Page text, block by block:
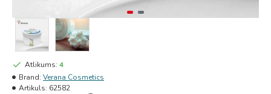
Atlikums: 4
Brand: Verana Cosmetics
Artikuls: 62582